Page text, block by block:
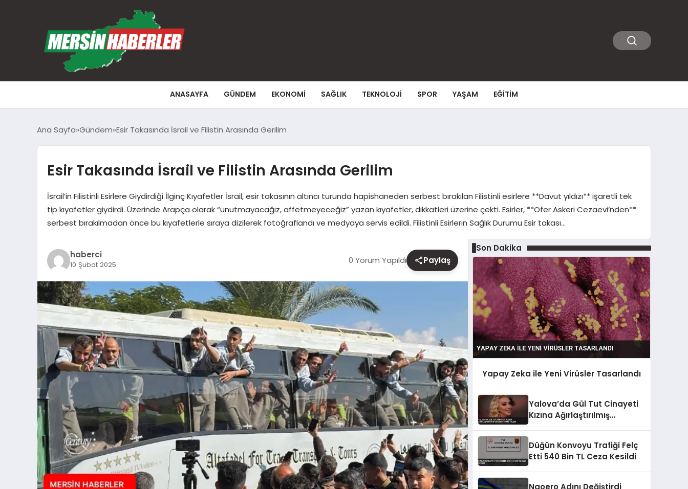
ANASAYFA GÜNDEM EKONOMI SAĞLIK TEKNOLOJI SPOR YAŞAM EĞITIM
Ana Sayfa Gündem Esir Takasında İsrail ve Filistin Arasında Gerilim
Esir Takasında İsrail ve Filistin Arasında Gerilim
İsrail’in Filistinli Esirlere Giydirdiği İlginç Kıyafetler İsrail, esir takasının altıncı turunda hapishaneden serbest bırakılan Filistinli esirlere **Davut yıldızı** işaretli tek
tip kıyafetler giydirdi. Üzerinde Arapça olarak “unutmayacağız, affetmeyeceğiz” yazan kıyafetler, dikkatleri üzerine çekti. Esirler, **Ofer Askeri Cezaevi’nden**
serbest bırakılmadan önce bu kıyafetlerle sıraya dizilerek fotoğraflandı ve medyaya servis edildi. Filistinli Esirlerin Sağlık Durumu Esir takası…
haberci
10 Şubat 2025 0 Yorum Yapıldı Paylaş
Son Dakika
Yapay Zeka ile Yeni Virüsler Tasarlandı
Yalova’da Gül Tut Cinayeti
Kızına Ağırlaştırılmış
Düğün Konvoyu Trafiği Felç
Etti 540 Bin TL Ceza Kesildi
Naoero Adını Değiştirdi